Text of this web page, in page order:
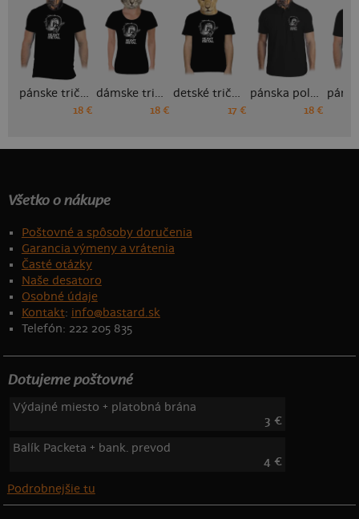
pánske tričko
18 €
dámske tričko
18 €
detské tričko
17 €
pánska polokošeľa
18 €
Všetko o nákupe
Poštovné a spôsoby doručenia
Garancia výmeny a vrátenia
Časté otázky
Naše desatoro
Osobné údaje
Kontakt: info@bastard.sk
Telefón: 222 205 835
Dotujeme poštovné
Výdajné miesto + platobná brána
3 €
Balík Packeta + bank. prevod
4 €
Podrobnejšie tu